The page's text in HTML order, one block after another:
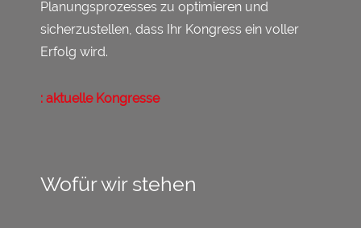
Planungsprozesses zu optimieren und
sicherzustellen, dass Ihr Kongress ein voller
Erfolg wird.
: aktuelle Kongresse
Wofür wir stehen